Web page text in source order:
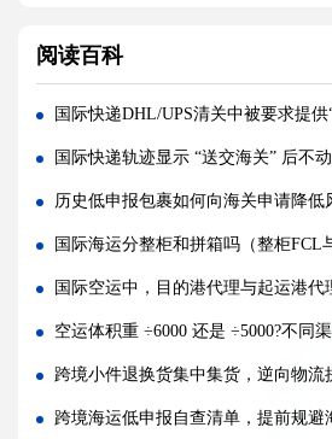
不同国家国际快递报价差距为什么这
国际快递运费是怎么计算的，体积重
国际快递可以寄哪些国家，偏远地
什么是国际快递，和国际物流有什
亚马逊 FBA 空运头程，选空派还是
实木包装走国际空运，一定要做熏
空运货物被扣，最快多久可以完成
国际空运税费由谁承担，到门和到港
多家货代空运报价差异大，该如何
阅读百科
国际快递DHL/UPS清关中被要求提
国际快递轨迹显示 “送交海关” 后不
历史低申报包裹如何向海关申请降
国际海运分整柜和拼箱吗（整柜FCL
国际空运中，目的港代理与起运港代
空运体积重 ÷6000 还是 ÷5000?不同
跨境小件退换货集中集货，逆向物流
跨境海运低申报自查清单，提前规避